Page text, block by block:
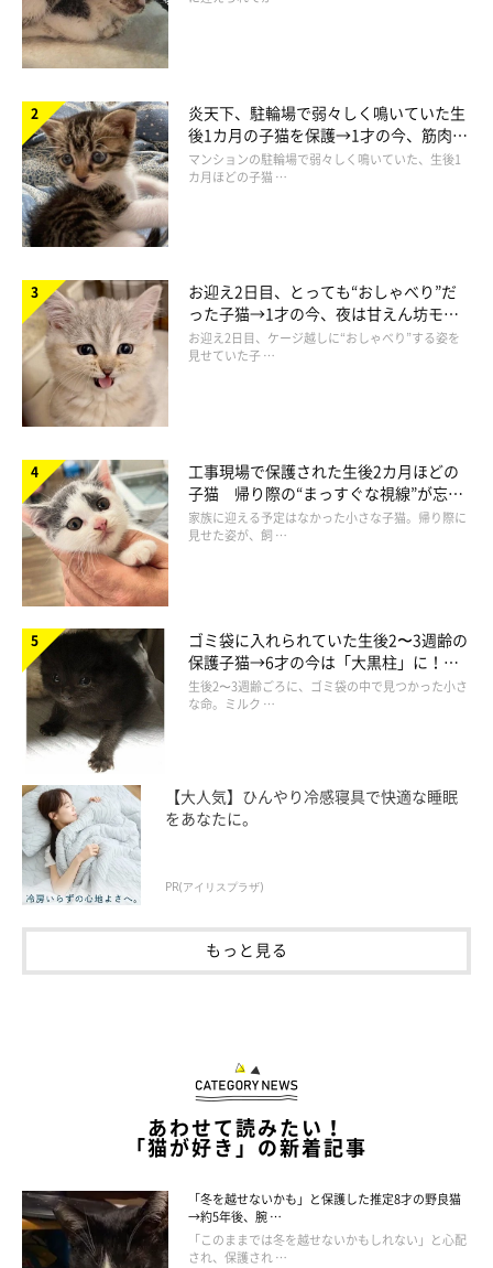
ロボットに興味がわくも…
@bell_latte
ロボットの上に乗って楽しそうにするラテちゃん。新しいものっ
てワクワクしますよね！ でも、ちょっと時間が経つと…
炎天下、駐輪場で弱々しく鳴いていた生
後1カ月の子猫を保護→1才の今、筋肉質
でツンデレなコに成長
マンションの駐輪場で弱々しく鳴いていた、生後1
カ月ほどの子猫 …
お迎え2日目、とっても“おしゃべり”だ
った子猫→1才の今、夜は甘えん坊モー
ドになるコに成長！
お迎え2日目、ケージ越しに“おしゃべり”する姿を
見せていた子 …
工事現場で保護された生後2カ月ほどの
子猫 帰り際の“まっすぐな視線”が忘れ
られず、家族の一員に
家族に迎える予定はなかった小さな子猫。帰り際に
見せた姿が、飼 …
ゴミ袋に入れられていた生後2〜3週齢の
保護子猫→6才の今は「大黒柱」に！
美しい黒猫に成長した姿にグッとくる
生後2〜3週齢ごろに、ゴミ袋の中で見つかった小さ
な命。ミルク …
【大人気】ひんやり冷感寝具で快適な睡眠
をあなたに。
PR(アイリスプラザ)
もっと見る
あわせて読みたい！
「猫が好き」の新着記事
「冬を越せないかも」と保護した推定8才の野良猫
→約5年後、腕 …
「このままでは冬を越せないかもしれない」と心配
され、保護され …